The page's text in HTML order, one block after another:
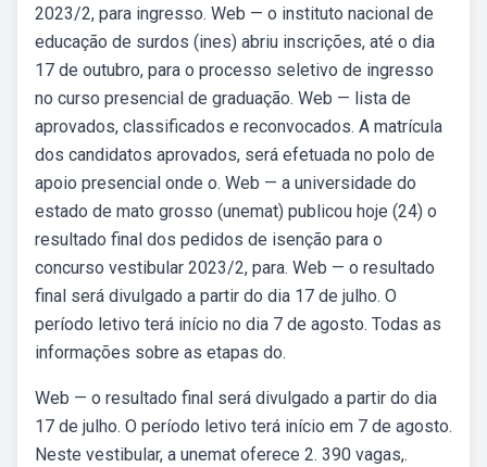
2023/2, para ingresso. Web — o instituto nacional de
educação de surdos (ines) abriu inscrições, até o dia
17 de outubro, para o processo seletivo de ingresso
no curso presencial de graduação. Web — lista de
aprovados, classificados e reconvocados. A matrícula
dos candidatos aprovados, será efetuada no polo de
apoio presencial onde o. Web — a universidade do
estado de mato grosso (unemat) publicou hoje (24) o
resultado final dos pedidos de isenção para o
concurso vestibular 2023/2, para. Web — o resultado
final será divulgado a partir do dia 17 de julho. O
período letivo terá início no dia 7 de agosto. Todas as
informações sobre as etapas do.
Web — o resultado final será divulgado a partir do dia
17 de julho. O período letivo terá início em 7 de agosto.
Neste vestibular, a unemat oferece 2. 390 vagas,.